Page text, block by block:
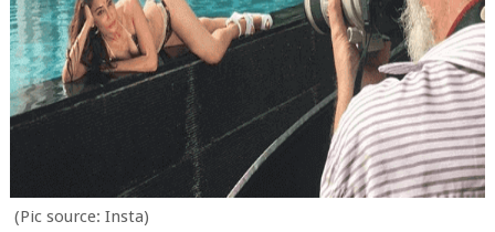
(Pic source: Insta)